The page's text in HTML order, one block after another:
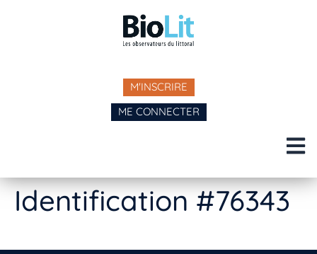
M'INSCRIRE
ME CONNECTER
Identification #76343